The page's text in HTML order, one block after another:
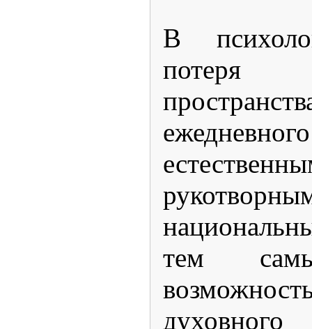
В
потеря
тем